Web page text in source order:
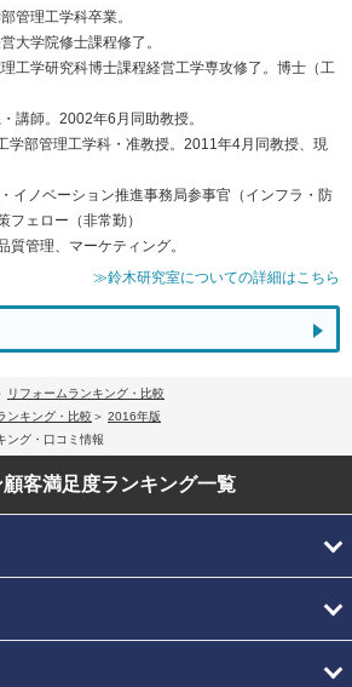
管理工学科卒業。
大学院修士課程修了。
工学研究科博士課程経営工学専攻修了。博士（工
講師。2002年6月同助教授。
学部管理工学科・准教授。2011年4月同教授、現
イノベーション推進事務局参事官（インフラ・防
フェロー（非常勤）
質管理、マーケティング。
≫鈴木研究室についての詳細はこちら
リフォームランキング・比較
ンキング・比較
2016年版
ング・口コミ情報
客満足度ランキング一覧